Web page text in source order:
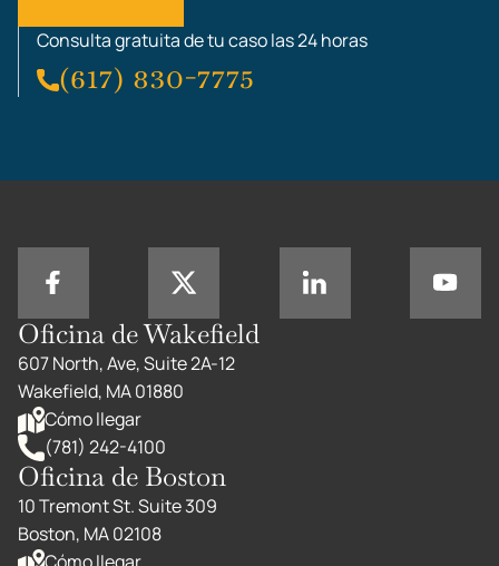
Consulta gratuita de tu caso las 24 horas
(617) 830-7775
Oficina de Wakefield
607 North, Ave, Suite 2A-12
Wakefield, MA 01880
Cómo llegar
(781) 242-4100
Oficina de Boston
10 Tremont St. Suite 309
Boston, MA 02108